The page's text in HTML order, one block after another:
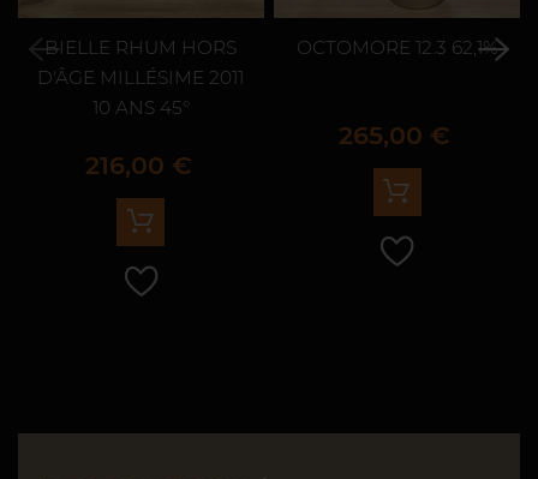
BIELLE RHUM HORS
D'ÂGE MILLÉSIME 2011
10 ANS 45°
Prix
216,00 €
OCTOMORE 12.3 62,1%
Prix
265,00 €